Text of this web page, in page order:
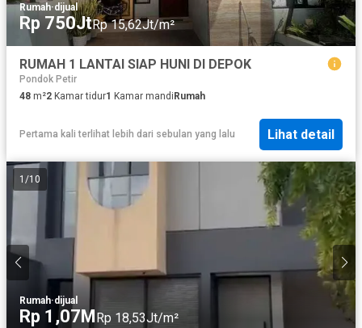
Rumah·dijual
Rp 750JtRp 15,62Jt/m²
RUMAH 1 LANTAI SIAP HUNI DI DEPOK
Pondok Petir
48 m²2 Kamar tidur1 Kamar mandi Rumah
Pertama kali terlihat lebih dari sebulan yang lalu Lihat detail
1 /10
Rumah·dijual
Rp 1,07M Rp 18,53Jt/m²